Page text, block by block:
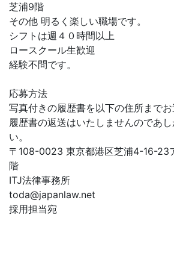
芝浦9階
その他 明るく楽しい職場です。
シフトは週４０時間以上
ロースクール生歓迎
経験不問です。
応募方法
写真付きの履歴書を以下の住所までお
履歴書の返送はいたしませんのであ
い。
〒108-0023 東京都港区芝浦4-16-23
階
ITJ法律事務所
toda@japanlaw.net
採用担当宛